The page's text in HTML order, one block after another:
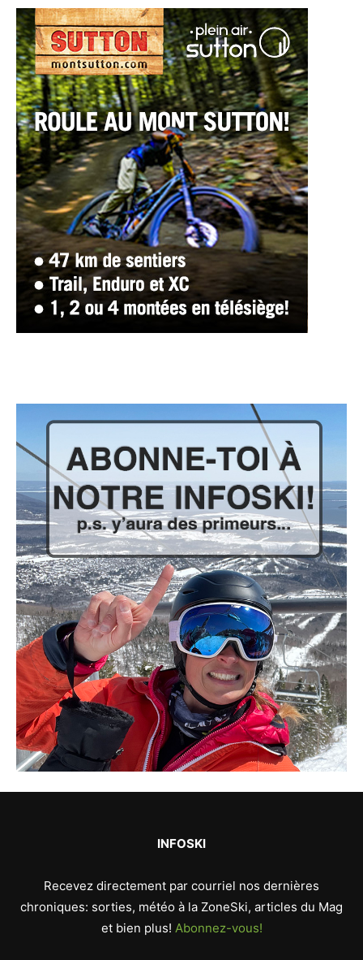
INFOSKI
Recevez directement par courriel nos dernières
chroniques: sorties, météo à la ZoneSki, articles du Mag
et bien plus! Abonnez-vous!